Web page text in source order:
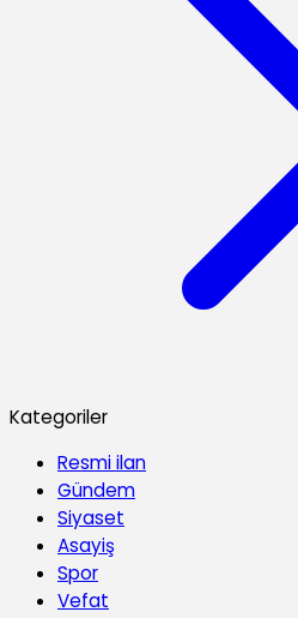
Kategoriler
Resmi ilan
Gündem
Siyaset
Asayiş
Spor
Vefat